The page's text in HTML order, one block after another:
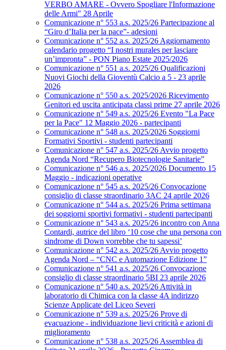
VERBO AMARE - Ovvero Spogliare l'Informazione
delle Armi" 28 Aprile
Comunicazione n° 553 a.s. 2025/26 Partecipazione al
“Giro d’Italia per la pace”- adesioni
Comunicazione n° 552 a.s. 2025/26 Aggiornamento
calendario progetto “I nostri murales per lasciare
un’impronta” - PON Piano Estate 2025/2026
Comunicazione n° 551 a.s. 2025/26 Qualificazioni
Nuovi Giochi della Gioventù Calcio a 5 - 23 aprile
2026
Comunicazione n° 550 a.s. 2025/2026 Ricevimento
Genitori ed uscita anticipata classi prime 27 aprile 2026
Comunicazione n° 549 a.s. 2025/26 Evento "La Pace
per la Pace" 12 Maggio 2026 - partecipanti
Comunicazione n° 548 a.s. 2025/2026 Soggiorni
Formativi Sportivi - studenti partecipanti
Comunicazione n° 547 a.s. 2025/26 Avvio progetto
Agenda Nord “Recupero Biotecnologie Sanitarie”
Comunicazione n° 546 a.s. 2025/2026 Documento 15
Maggio - indicazioni operative
Comunicazione n° 545 a.s. 2025/26 Convocazione
consiglio di classe straordinario 3AC 24 aprile 2026
Comunicazione n° 544 a.s. 2025/26 Prima settimana
dei soggiorni sportivi formativi - studenti partecipanti
Comunicazione n° 543 a.s. 2025/26 incontro con Anna
Contardi, autrice del libro ‘10 cose che una persona con
sindrome di Down vorrebbe che tu sapessi’
Comunicazione n° 542 a.s. 2025/26 Avvio progetto
Agenda Nord – “CNC e Automazione Edizione 1”
Comunicazione n° 541 a.s. 2025/26 Convocazione
consiglio di classe straordinario 5BI 23 aprile 2026
Comunicazione n° 540 a.s. 2025/26 Attività in
laboratorio di Chimica con la classe 4A indirizzo
Scienze Applicate del Liceo Severi
Comunicazione n° 539 a.s. 2025/26 Prove di
evacuazione - individuazione lievi criticità e azioni di
miglioramento
Comunicazione n° 538 a.s. 2025/26 Assemblea di